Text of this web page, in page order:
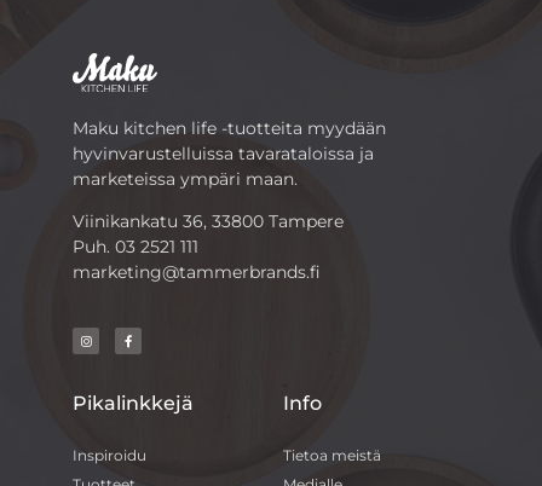
Maku kitchen life -tuotteita myydään
hyvinvarustelluissa tavarataloissa ja
marketeissa ympäri maan.
Viinikankatu 36, 33800 Tampere
Puh. 03 2521 111
marketing@tammerbrands.fi
Pikalinkkejä
Inspiroidu
Info
Tietoa meistä